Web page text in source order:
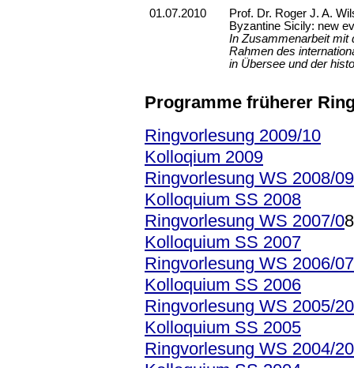
01.07.2010
Prof. Dr. Roger J. A.
Byzantine Sicily: new
In Zusammenarbeit mit
Rahmen des
in Übersee und der
Programme früherer
Ringvorlesung 2009/10
Kolloqium 2009
Ringvorlesung WS 2008/09
Kolloquium SS 2008
Ringvorlesung WS 2007/08
Kolloquium SS 2007
Ringvorlesung WS 2006/07
Kolloquium SS 2006
Ringvorlesung WS 2005/
Kolloquium SS 2005
Ringvorlesung WS 2004/